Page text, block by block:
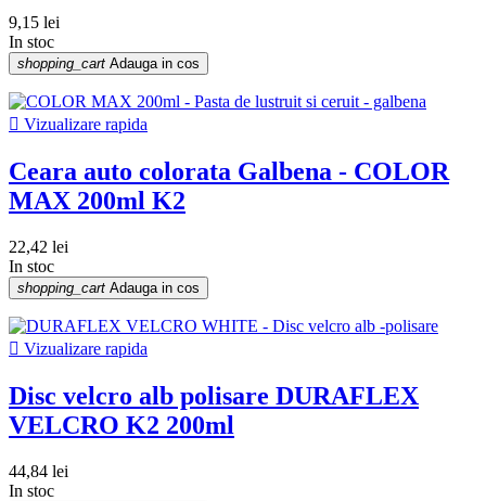
9,15 lei
In stoc
shopping_cart Adauga in cos
 Vizualizare rapida
Ceara auto colorata Galbena - COLOR
MAX 200ml K2
22,42 lei
In stoc
shopping_cart Adauga in cos
 Vizualizare rapida
Disc velcro alb polisare DURAFLEX
VELCRO K2 200ml
44,84 lei
In stoc